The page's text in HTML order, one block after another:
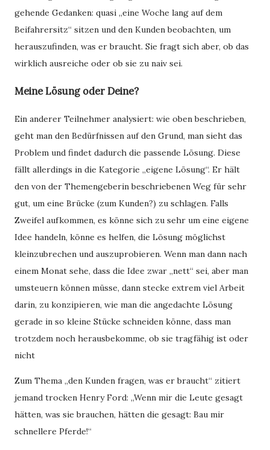
gehende Gedanken: quasi „eine Woche lang auf dem
Beifahrersitz“ sitzen und den Kunden beobachten, um
herauszufinden, was er braucht. Sie fragt sich aber, ob das
wirklich ausreiche oder ob sie zu naiv sei.
Meine Lösung oder Deine?
Ein anderer Teilnehmer analysiert: wie oben beschrieben,
geht man den Bedürfnissen auf den Grund, man sieht das
Problem und findet dadurch die passende Lösung. Diese
fällt allerdings in die Kategorie „eigene Lösung“. Er hält
den von der Themengeberin beschriebenen Weg für sehr
gut, um eine Brücke (zum Kunden?) zu schlagen. Falls
Zweifel aufkommen, es könne sich zu sehr um eine eigene
Idee handeln, könne es helfen, die Lösung möglichst
kleinzubrechen und auszuprobieren. Wenn man dann nach
einem Monat sehe, dass die Idee zwar „nett“ sei, aber man
umsteuern können müsse, dann stecke extrem viel Arbeit
darin, zu konzipieren, wie man die angedachte Lösung
gerade in so kleine Stücke schneiden könne, dass man
trotzdem noch herausbekomme, ob sie tragfähig ist oder
nicht
Zum Thema „den Kunden fragen, was er braucht“ zitiert
jemand trocken Henry Ford: „Wenn mir die Leute gesagt
hätten, was sie brauchen, hätten die gesagt: Bau mir
schnellere Pferde!“